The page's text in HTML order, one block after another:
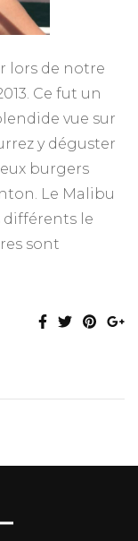
lors de notre
Ce fut un
vue sur
y déguster
burgers
Le Malibu
le
sont